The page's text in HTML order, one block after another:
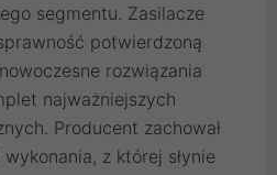
segmentu. Zasilacze
potwierdzoną
rozwiązania
najważniejszych
Producent zachował
z której słynie